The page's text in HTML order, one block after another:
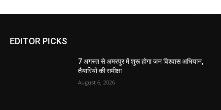
EDITOR PICKS
7 अगस्त से अमरपुर में शुरू होगा जन विश्वास अभियान,
तैयारियों की समीक्षा
August 6, 2026